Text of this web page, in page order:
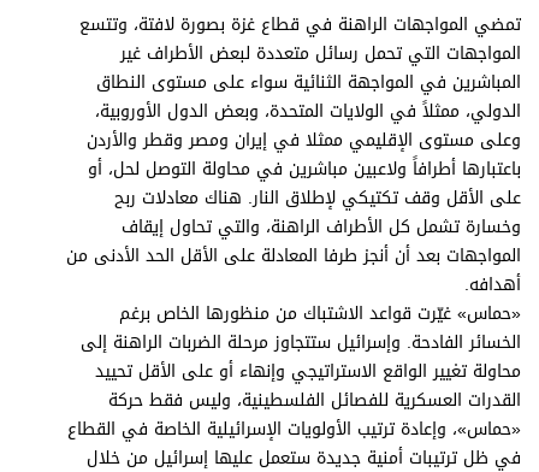
فيديو
بودكاست
إنفوجراف
قصة صورة
كاريكتير
برامج
عدد اليوم
مواقيت الصلاة
الأحوال الجوية
تمضي المواجهات الراهنة في قطاع غزة بصورة لافتة، وتتسع
المواجهات التي تحمل رسائل متعددة لبعض الأطراف غير
المباشرين في المواجهة الثنائية سواء على مستوى النطاق
الدولي، ممثلاً في الولايات المتحدة، وبعض الدول الأوروبية،
وعلى مستوى الإقليمي ممثلا في إيران ومصر وقطر والأردن
باعتبارها أطرافاً ولاعبين مباشرين في محاولة التوصل لحل، أو
على الأقل وقف تكتيكي لإطلاق النار. هناك معادلات ربح
وخسارة تشمل كل الأطراف الراهنة، والتي تحاول إيقاف
المواجهات بعد أن أنجز طرفا المعادلة على الأقل الحد الأدنى من
أهدافه.
«حماس» غيّرت قواعد الاشتباك من منظورها الخاص برغم
الخسائر الفادحة. وإسرائيل ستتجاوز مرحلة الضربات الراهنة إلى
محاولة تغيير الواقع الاستراتيجي وإنهاء أو على الأقل تحييد
القدرات العسكرية للفصائل الفلسطينية، وليس فقط حركة
«حماس»، وإعادة ترتيب الأولويات الإسرائيلية الخاصة في القطاع
في ظل ترتيبات أمنية جديدة ستعمل عليها إسرائيل من خلال